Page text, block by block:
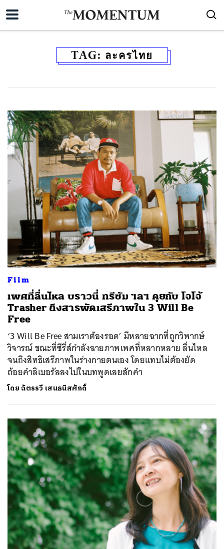
TAG: ละครไทย
Film
เพศที่ลื่นไหล บราวนี่ ทรีซัม ฯลฯ คุยกับ โจโจ้
Trasher ถึงสารพัดเสรีภาพใน 3 Will Be
Free
‘3 Will Be Free สามเราต้องรอด’ มีหลายฉากที่ถูกวิพากษ์
วิจารณ์ ขณะที่ซีรี่ส์กำลังฉายภาพเพศที่หลากหลาย ลื่นไหล
จนถึงสิทธิเสรีภาพในร่างกายตนเอง โดยแทบไม่ต้องยัด
ถ้อยคำลิเบอรัลลงไปในบทพูดเลยสักคำ
โดยฉัตรรวี เสนธนิสศักดิ์